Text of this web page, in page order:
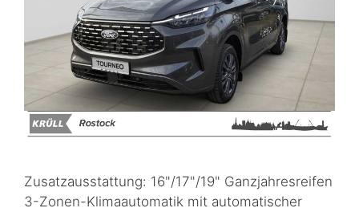
Zusatzausstattung: 16"/17"/19" Ganzjahresreifen
3-Zonen-Klimaautomatik mit automatischer